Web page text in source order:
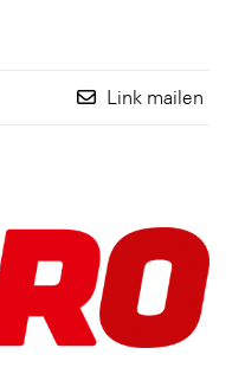
Österreich
und
Link mailen